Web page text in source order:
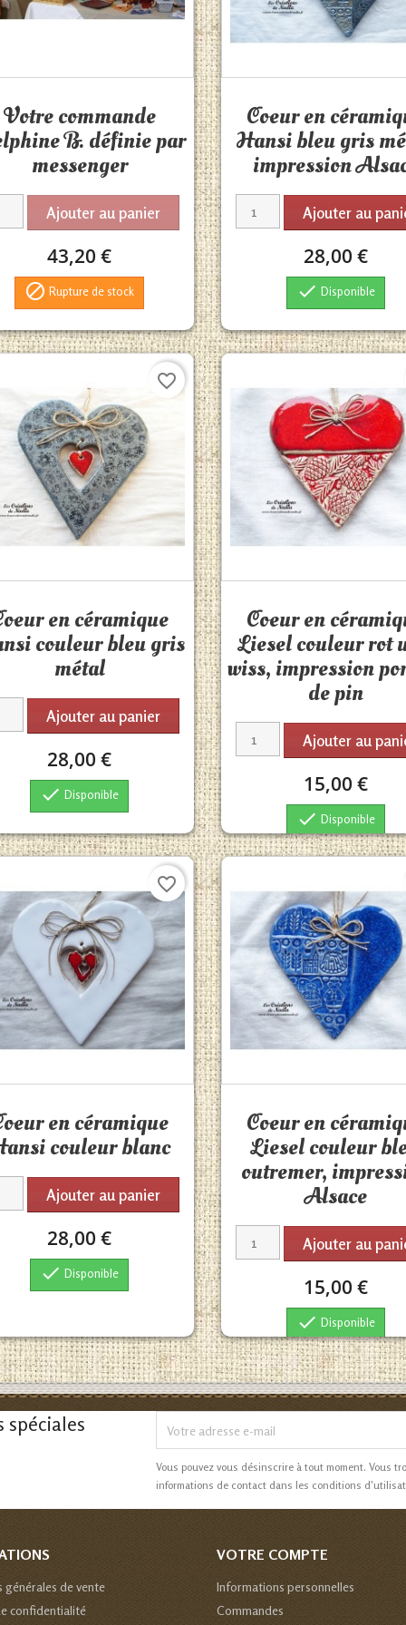
Votre commande
B. définie par
messenger
Ajouter au panier
43,20 €
 Rupture de stock
Coeur en
Hansi bleu gris
impression
Ajouter au
28,00 €
 Disponible
en céramique
couleur bleu gris
métal
Ajouter au panier
28,00 €
 Disponible
favorite_border
Coeur en
Liesel couleur rot
wiss, impression
de pin
Ajouter au
15,00 €
 Disponible
en céramique
couleur blanc
Ajouter au panier
28,00 €
 Disponible
favorite_border
Coeur en
Liesel couleur
outremer,
Alsace
Ajouter au
15,00 €
 Disponible
spéciales
Vous pouvez vous désinscrire à tout moment. Vous
informations de contact dans les conditions
générales de vente
confidentialité
VOTRE COMPTE
Informations personnelles
Commandes